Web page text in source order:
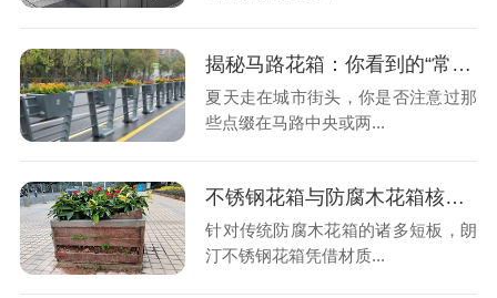
揭秘马路花箱：你看到的“常开不败”的鲜花，到底多久换一次？
夏天走在城市街头，你是否注意过那
些点缀在马路中央或两...
不锈钢花箱与防腐木花箱核心差异对比
针对传统防腐木花箱的诸多短板，朗
汀不锈钢花箱凭借材质...